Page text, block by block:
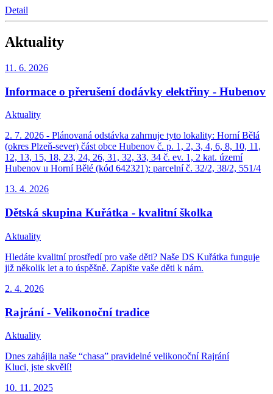
Detail
Aktuality
11. 6. 2026
Informace o přerušení dodávky elektřiny - Hubenov
Aktuality
2. 7. 2026 - Plánovaná odstávka zahrnuje tyto lokality: Horní Bělá
(okres Plzeň-sever) část obce Hubenov č. p. 1, 2, 3, 4, 6, 8, 10, 11,
12, 13, 15, 18, 23, 24, 26, 31, 32, 33, 34 č. ev. 1, 2 kat. území
Hubenov u Horní Bělé (kód 642321): parcelní č. 32/2, 38/2, 551/4
13. 4. 2026
Dětská skupina Kuřátka - kvalitní školka
Aktuality
Hledáte kvalitní prostředí pro vaše děti? Naše DS Kuřátka funguje
již několik let a to úspěšně. Zapište vaše děti k nám.
2. 4. 2026
Rajrání - Velikonoční tradice
Aktuality
Dnes zahájila naše “chasa” pravidelné velikonoční Rajrání
Kluci, jste skvělí!
10. 11. 2025